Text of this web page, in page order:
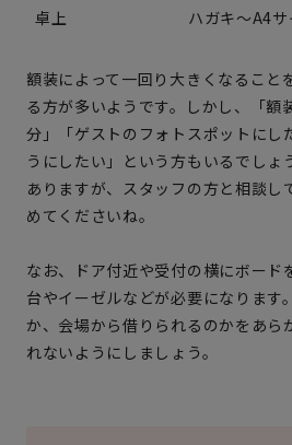
卓上 ハガキ～A4サ
額装によって一回り大きくなること
る方が多いようです。しかし、「額
分」「ゲストのフォトスポットにし
うにしたい」という方もいるでしょ
ありますが、スタッフの方と相談し
めてくださいね。
なお、ドア付近や受付の横にボード
台やイーゼルなどが必要になります
か、会場から借りられるのかをあら
れないようにしましょう。